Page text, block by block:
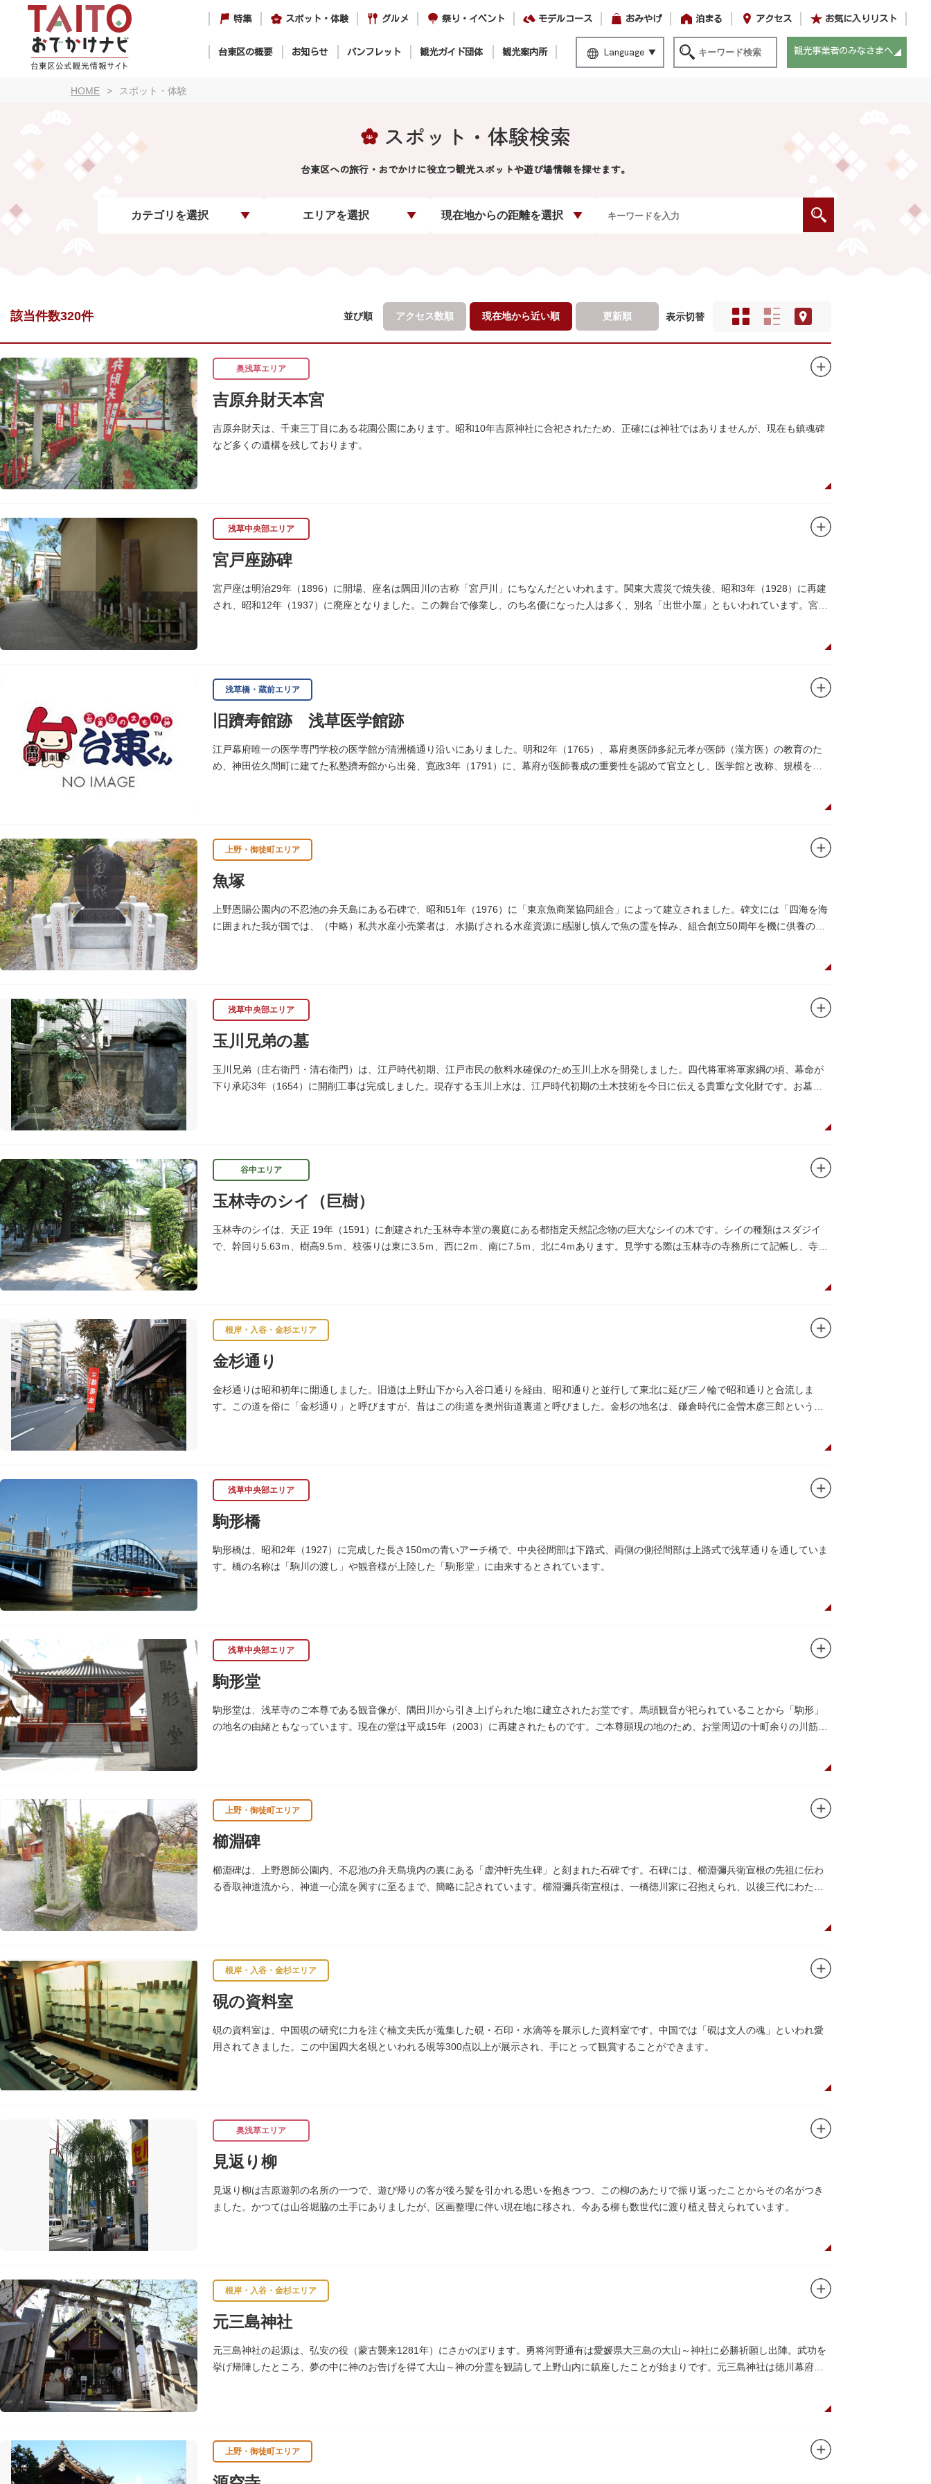
特集 スポット・体験 グルメ 祭り・イベント モデルコース おみやげ 泊まる アクセス お気に入りリスト
台東区の概要 お知らせ パンフレット 観光ガイド団体 観光案内所 Language 観光事業者のみなさまへ
HOME スポット・体験
スポット・体験検索
台東区への旅行・おでかけに役立つ観光スポットや遊び場情報を探せます。
カテゴリを選択 エリアを選択 現在地からの距離を選択
該当件数320件 並び順 アクセス数順 現在地から近い順 更新順 表示切替
奥浅草エリア
吉原弁財天本宮
吉原弁財天は、千束三丁目にある花園公園にあります。昭和10年吉原神社に合祀されたため、正確には神社ではありませんが、現在も鎮魂碑
など多くの遺構を残しております。
浅草中央部エリア
宮戸座跡碑
宮戸座は明治29年（1896）に開場、座名は隅田川の古称「宮戸川」にちなんだといわれます。関東大震災で焼失後、昭和3年（1928）に再建
され、昭和12年（1937）に廃座となりました。この舞台で修業し、のち名優になった人は多く、別名「出世小屋」ともいわれています。宮戸
浅草橋・蔵前エリア
旧躋寿館跡 浅草医学館跡
江戸幕府唯一の医学専門学校の医学館が清洲橋通り沿いにありました。明和2年（1765）、幕府奥医師多紀元孝が医師（漢方医）の教育のた
め、神田佐久間町に建てた私塾躋寿館から出発、寛政3年（1791）に、幕府が医師養成の重要性を認めて官立とし、医学館と改称、規模を拡
上野・御徒町エリア
魚塚
上野恩賜公園内の不忍池の弁天島にある石碑で、昭和51年（1976）に「東京魚商業協同組合」によって建立されました。碑文には「四海を海
に囲まれた我が国では、（中略）私共水産小売業者は、水揚げされる水産資源に感謝し慎んで魚の霊を悼み、組合創立50周年を機に供養のた
浅草中央部エリア
玉川兄弟の墓
玉川兄弟（庄右衛門・清右衛門）は、江戸時代初期、江戸市民の飲料水確保のため玉川上水を開発しました。四代将軍将軍家綱の頃、幕命が
下り承応3年（1654）に開削工事は完成しました。現存する玉川上水は、江戸時代初期の土木技術を今日に伝える貴重な文化財です。お墓は
谷中エリア
玉林寺のシイ（巨樹）
玉林寺のシイは、天正 19年（1591）に創建された玉林寺本堂の裏庭にある都指定天然記念物の巨大なシイの木です。シイの種類はスダジイ
で、幹回り5.63ｍ、樹高9.5ｍ、枝張りは東に3.5ｍ、西に2ｍ、南に7.5ｍ、北に4ｍあります。見学する際は玉林寺の寺務所にて記帳し、寺の
根岸・入谷・金杉エリア
金杉通り
金杉通りは昭和初年に開通しました。旧道は上野山下から入谷口通りを経由、昭和通りと並行して東北に延び三ノ輪で昭和通りと合流しま
す。この道を俗に「金杉通り」と呼びますが、昔はこの街道を奥州街道裏道と呼びました。金杉の地名は、鎌倉時代に金曽木彦三郎という人
浅草中央部エリア
駒形橋
駒形橋は、昭和2年（1927）に完成した長さ150mの青いアーチ橋で、中央径間部は下路式、両側の側径間部は上路式で浅草通りを通していま
す。橋の名称は「駒川の渡し」や観音様が上陸した「駒形堂」に由来するとされています。
浅草中央部エリア
駒形堂
駒形堂は、浅草寺のご本尊である観音像が、隅田川から引き上げられた地に建立されたお堂です。馬頭観音が祀られていることから「駒形」
の地名の由緒ともなっています。現在の堂は平成15年（2003）に再建されたものです。ご本尊顕現の地のため、お堂周辺の十町余りの川筋は
上野・御徒町エリア
櫛淵碑
櫛淵碑は、上野恩師公園内、不忍池の弁天島境内の裏にある「虚沖軒先生碑」と刻まれた石碑です。石碑には、櫛淵彌兵衛宣根の先祖に伝わ
る香取神道流から、神道一心流を興すに至るまで、簡略に記されています。櫛淵彌兵衛宣根は、一橋徳川家に召抱えられ、以後三代にわたっ
根岸・入谷・金杉エリア
硯の資料室
硯の資料室は、中国硯の研究に力を注ぐ楠文夫氏が蒐集した硯・石印・水滴等を展示した資料室です。中国では「硯は文人の魂」といわれ愛
用されてきました。この中国四大名硯といわれる硯等300点以上が展示され、手にとって観賞することができます。
奥浅草エリア
見返り柳
見返り柳は吉原遊郭の名所の一つで、遊び帰りの客が後ろ髪を引かれる思いを抱きつつ、この柳のあたりで振り返ったことからその名がつき
ました。かつては山谷堀脇の土手にありましたが、区画整理に伴い現在地に移され、今ある柳も数世代に渡り植え替えられています。
根岸・入谷・金杉エリア
元三島神社
元三島神社の起源は、弘安の役（蒙古襲来1281年）にさかのぼります。勇将河野通有は愛媛県大三島の大山～神社に必勝祈願し出陣。武功を
挙げ帰陣したところ、夢の中に神のお告げを得て大山～神の分霊を観請して上野山内に鎮座したことが始まりです。元三島神社は徳川幕府か
上野・御徒町エリア